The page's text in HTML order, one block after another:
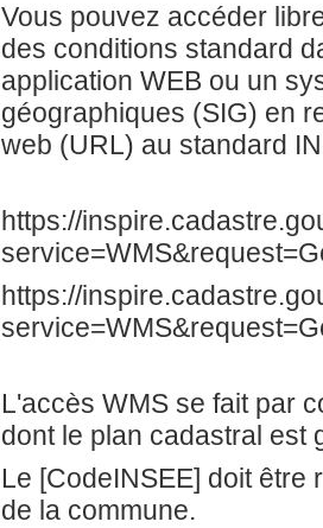
Vous pouvez accéder
des conditions standard
application WEB ou un
géographiques (SIG) en
web (URL) au standard
https://
https://
L'accès WMS se fait par
dont le plan cadastral est
Le [CodeINSEE] doit être
de la commune.